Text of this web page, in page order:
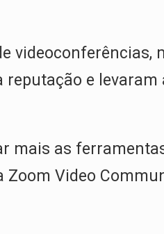
videoconferências,
e levaram
mais as
Zoom Video